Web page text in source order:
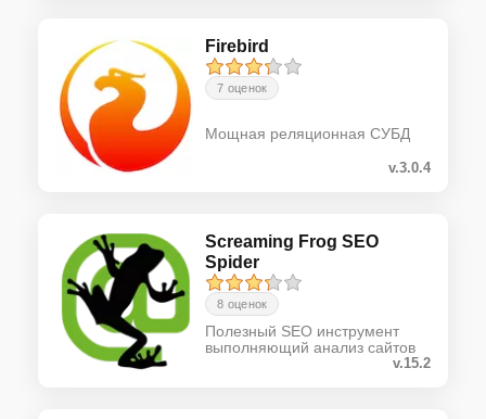
Firebird
7 оценок
Мощная реляционная СУБД
v.3.0.4
Screaming Frog SEO
Spider
8 оценок
Полезный SEO инструмент
выполняющий анализ сайтов
v.15.2